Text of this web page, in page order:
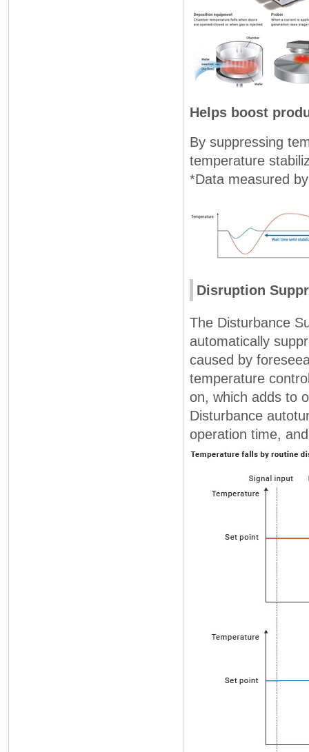
Helps boost
By suppressing
temperature
*Data measured
Disruption
The Disturbance
automatically
caused by
temperature
on, which adds to
Disturbance
operation time,